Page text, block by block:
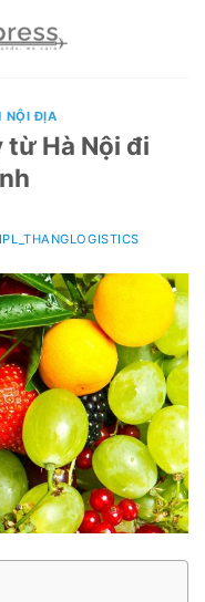
NỘI ĐỊA
Hà Nội đi
IPL_THANGLOGISTICS